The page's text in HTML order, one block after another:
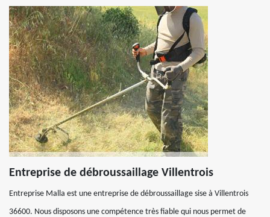
Entreprise de débroussaillage Villentrois
Entreprise Malla est une entreprise de débroussaillage sise à Villentrois
36600. Nous disposons une compétence très fiable qui nous permet de